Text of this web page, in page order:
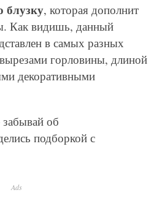
блузку, которая дополнит
Как видишь, данный
в самых разных
горловины, длиной
декоративными
об
подборкой с
Ads